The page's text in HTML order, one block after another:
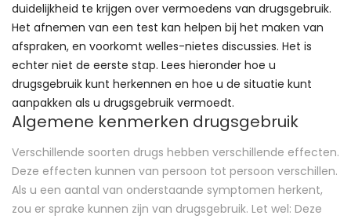
duidelijkheid te krijgen over vermoedens van drugsgebruik.
Het afnemen van een test kan helpen bij het maken van
afspraken, en voorkomt welles-nietes discussies. Het is
echter niet de eerste stap. Lees hieronder hoe u
drugsgebruik kunt herkennen en hoe u de situatie kunt
aanpakken als u drugsgebruik vermoedt.
Algemene kenmerken drugsgebruik
Verschillende soorten drugs hebben verschillende effecten.
Deze effecten kunnen van persoon tot persoon verschillen.
Als u een aantal van onderstaande symptomen herkent,
zou er sprake kunnen zijn van drugsgebruik. Let wel: Deze